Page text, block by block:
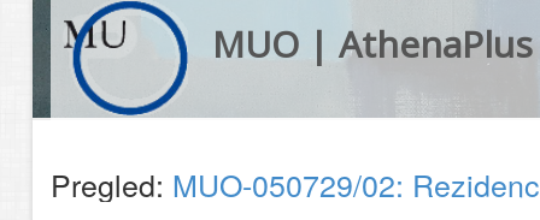
MUO | AthenaPlus
Pregled: MUO-050729/02: